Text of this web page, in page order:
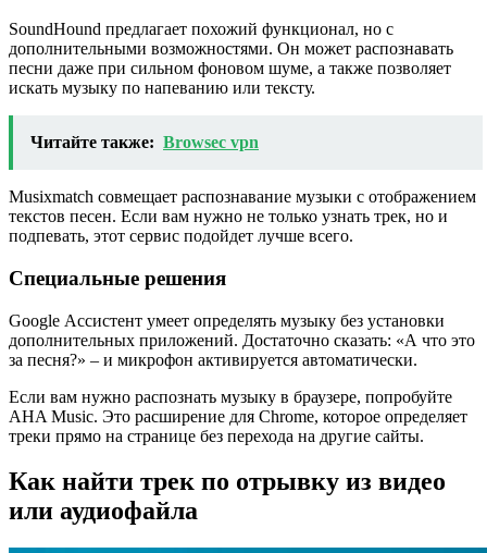
SoundHound предлагает похожий функционал, но с
дополнительными возможностями. Он может распознавать
песни даже при сильном фоновом шуме, а также позволяет
искать музыку по напеванию или тексту.
Читайте также: Browsec vpn
Musixmatch совмещает распознавание музыки с отображением
текстов песен. Если вам нужно не только узнать трек, но и
подпевать, этот сервис подойдет лучше всего.
Специальные решения
Google Ассистент умеет определять музыку без установки
дополнительных приложений. Достаточно сказать: «А что это
за песня?» – и микрофон активируется автоматически.
Если вам нужно распознать музыку в браузере, попробуйте
AHA Music. Это расширение для Chrome, которое определяет
треки прямо на странице без перехода на другие сайты.
Как найти трек по отрывку из видео
или аудиофайла